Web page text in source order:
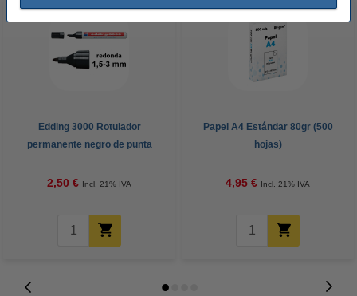
Edding 3000 Rotulador
permanente negro de punta
2,50 € Incl. 21% IVA
Papel A4 Estándar 80gr (500
hojas)
4,95 € Incl. 21% IVA